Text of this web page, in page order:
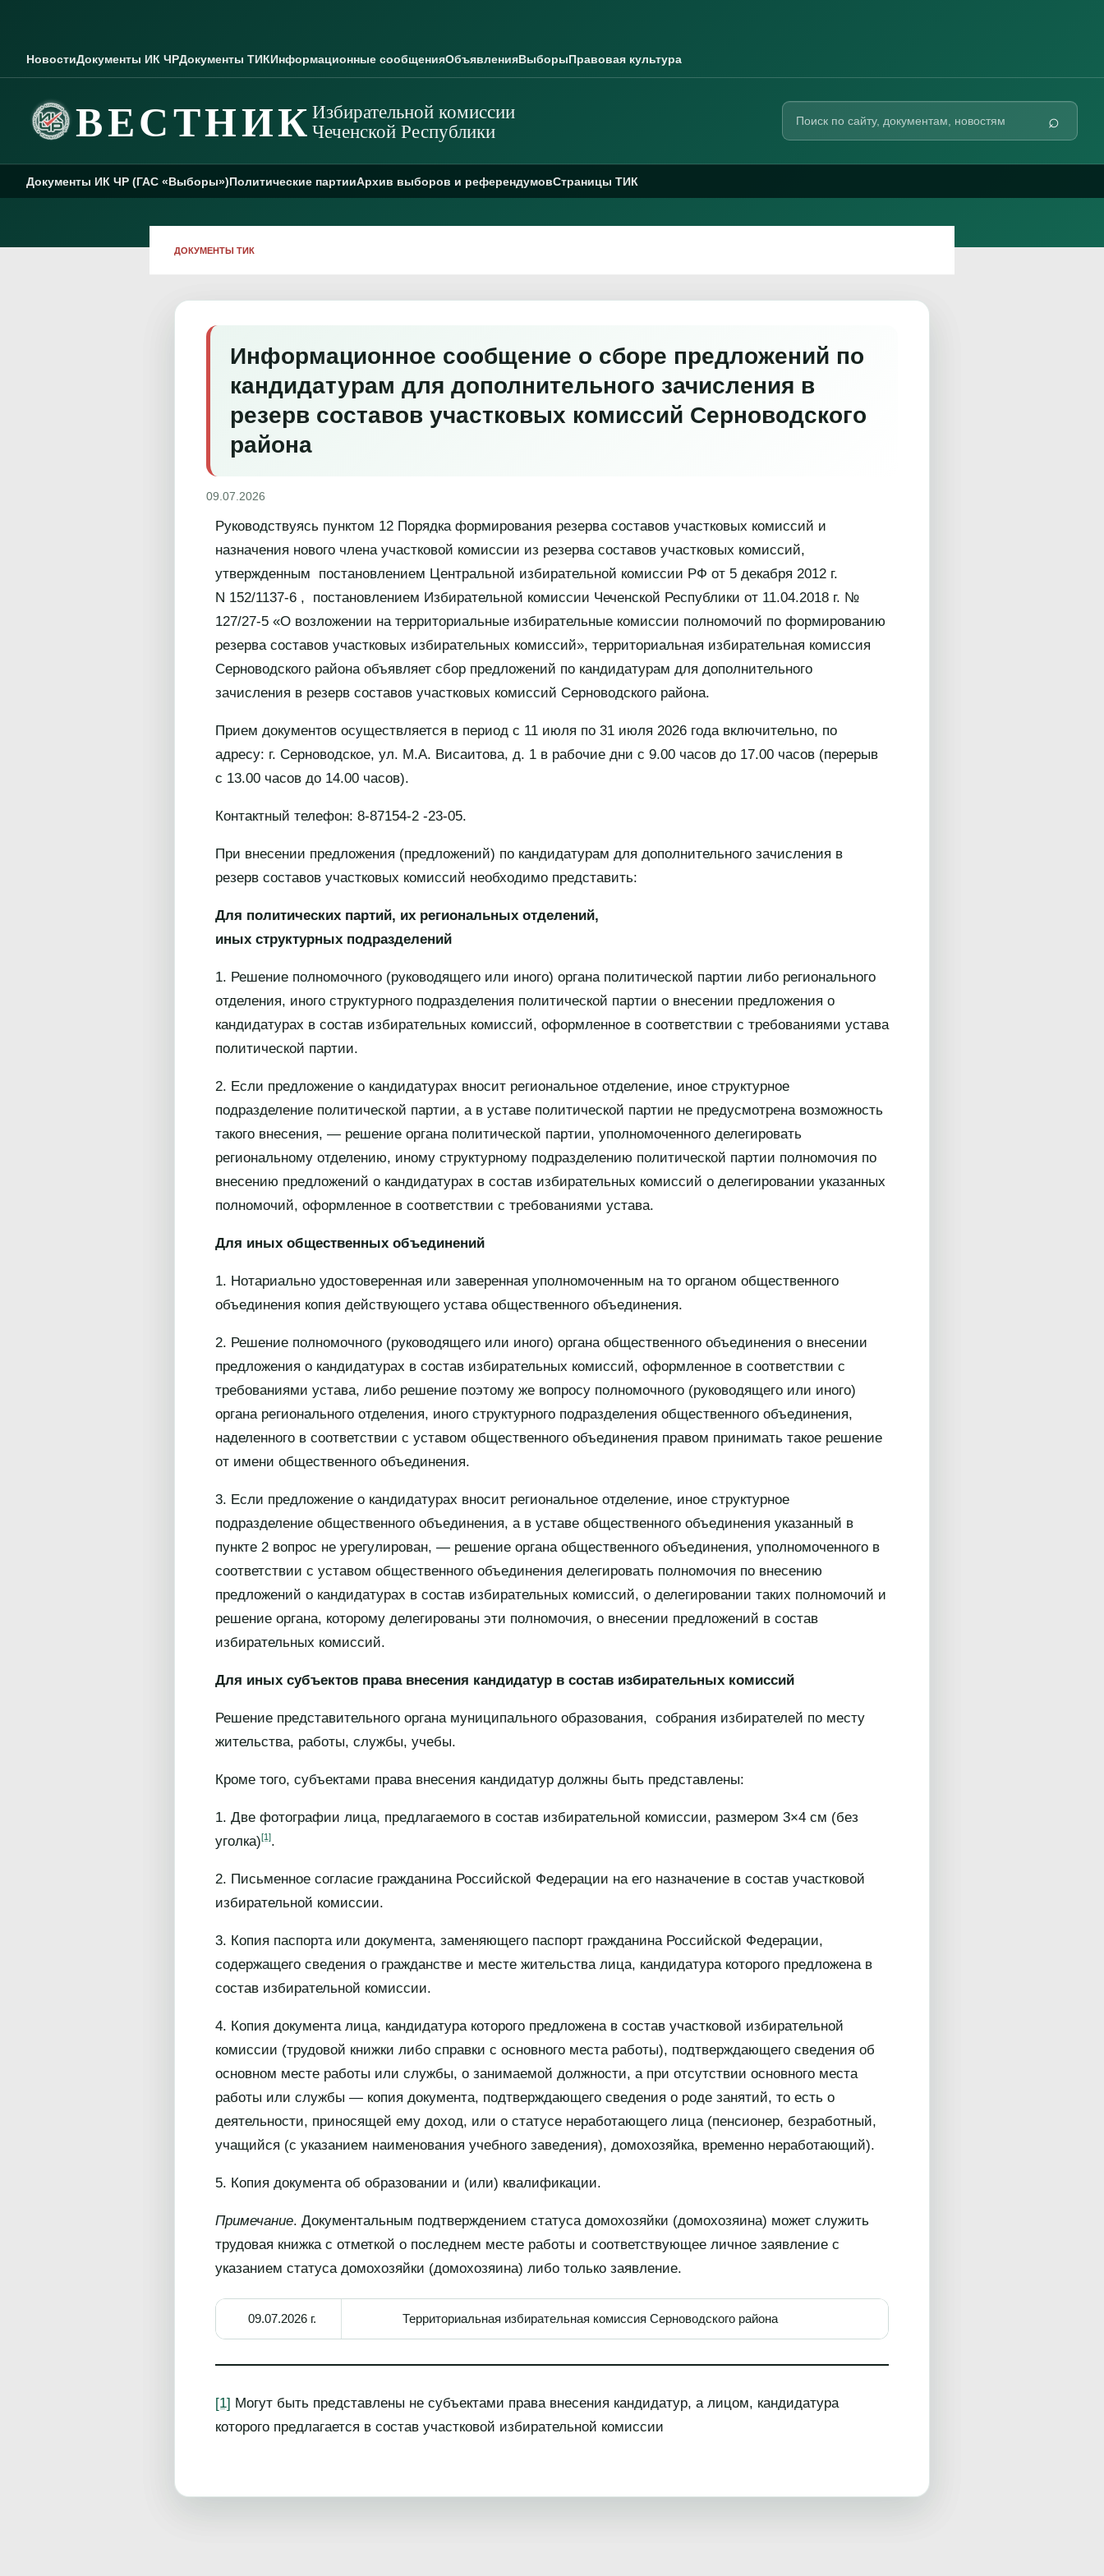
НовостиДокументы ИК ЧРДокументы ТИКИнформационные сообщенияОбъявленияВыборыПравовая культура
ВЕСТНИК Избирательной комиссии
Чеченской Республики
Поиск
сайту
⌕
Документы ИК ЧР (ГАС «Выборы»)Политические партииАрхив выборов и референдумовСтраницы ТИК
ДОКУМЕНТЫ ТИК
Информационное сообщение о сборе предложений по
кандидатурам для дополнительного зачисления в
резерв составов участковых комиссий Серноводского
района
09.07.2026
Руководствуясь пунктом 12 Порядка формирования резерва составов участковых комиссий и
назначения нового члена участковой комиссии из резерва составов участковых комиссий,
утвержденным постановлением Центральной избирательной комиссии РФ от 5 декабря 2012 г.
N 152/1137-6 , постановлением Избирательной комиссии Чеченской Республики от 11.04.2018 г. №
127/27-5 «О возложении на территориальные избирательные комиссии полномочий по формированию
резерва составов участковых избирательных комиссий», территориальная избирательная комиссия
Серноводского района объявляет сбор предложений по кандидатурам для дополнительного
зачисления в резерв составов участковых комиссий Серноводского района.
Прием документов осуществляется в период с 11 июля по 31 июля 2026 года включительно, по
адресу: г. Серноводское, ул. М.А. Висаитова, д. 1 в рабочие дни с 9.00 часов до 17.00 часов (перерыв
с 13.00 часов до 14.00 часов).
Контактный телефон: 8-87154-2 -23-05.
При внесении предложения (предложений) по кандидатурам для дополнительного зачисления в
резерв составов участковых комиссий необходимо представить:
Для политических партий, их региональных отделений,
иных структурных подразделений
1. Решение полномочного (руководящего или иного) органа политической партии либо регионального
отделения, иного структурного подразделения политической партии о внесении предложения о
кандидатурах в состав избирательных комиссий, оформленное в соответствии с требованиями устава
политической партии.
2. Если предложение о кандидатурах вносит региональное отделение, иное структурное
подразделение политической партии, а в уставе политической партии не предусмотрена возможность
такого внесения, — решение органа политической партии, уполномоченного делегировать
региональному отделению, иному структурному подразделению политической партии полномочия по
внесению предложений о кандидатурах в состав избирательных комиссий о делегировании указанных
полномочий, оформленное в соответствии с требованиями устава.
Для иных общественных объединений
1. Нотариально удостоверенная или заверенная уполномоченным на то органом общественного
объединения копия действующего устава общественного объединения.
2. Решение полномочного (руководящего или иного) органа общественного объединения о внесении
предложения о кандидатурах в состав избирательных комиссий, оформленное в соответствии с
требованиями устава, либо решение поэтому же вопросу полномочного (руководящего или иного)
органа регионального отделения, иного структурного подразделения общественного объединения,
наделенного в соответствии с уставом общественного объединения правом принимать такое решение
от имени общественного объединения.
3. Если предложение о кандидатурах вносит региональное отделение, иное структурное
подразделение общественного объединения, а в уставе общественного объединения указанный в
пункте 2 вопрос не урегулирован, — решение органа общественного объединения, уполномоченного в
соответствии с уставом общественного объединения делегировать полномочия по внесению
предложений о кандидатурах в состав избирательных комиссий, о делегировании таких полномочий и
решение органа, которому делегированы эти полномочия, о внесении предложений в состав
избирательных комиссий.
Для иных субъектов права внесения кандидатур в состав избирательных комиссий
Решение представительного органа муниципального образования, собрания избирателей по месту
жительства, работы, службы, учебы.
Кроме того, субъектами права внесения кандидатур должны быть представлены:
1. Две фотографии лица, предлагаемого в состав избирательной комиссии, размером 3×4 см (без
уголка)[1].
2. Письменное согласие гражданина Российской Федерации на его назначение в состав участковой
избирательной комиссии.
3. Копия паспорта или документа, заменяющего паспорт гражданина Российской Федерации,
содержащего сведения о гражданстве и месте жительства лица, кандидатура которого предложена в
состав избирательной комиссии.
4. Копия документа лица, кандидатура которого предложена в состав участковой избирательной
комиссии (трудовой книжки либо справки с основного места работы), подтверждающего сведения об
основном месте работы или службы, о занимаемой должности, а при отсутствии основного места
работы или службы — копия документа, подтверждающего сведения о роде занятий, то есть о
деятельности, приносящей ему доход, или о статусе неработающего лица (пенсионер, безработный,
учащийся (с указанием наименования учебного заведения), домохозяйка, временно неработающий).
5. Копия документа об образовании и (или) квалификации.
Примечание. Документальным подтверждением статуса домохозяйки (домохозяина) может служить
трудовая книжка с отметкой о последнем месте работы и соответствующее личное заявление с
указанием статуса домохозяйки (домохозяина) либо только заявление.
09.07.2026 г. Территориальная избирательная комиссия Серноводского района
[1] Могут быть представлены не субъектами права внесения кандидатур, а лицом, кандидатура
которого предлагается в состав участковой избирательной комиссии